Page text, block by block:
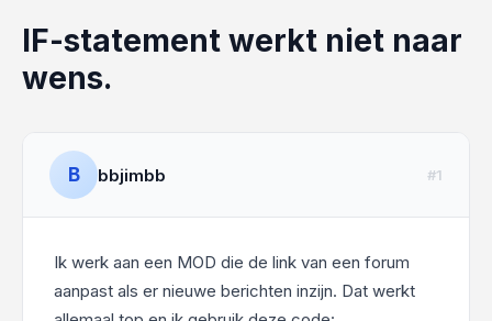
IF-statement werkt niet naar
wens.
B bbjimbb #1
Ik werk aan een MOD die de link van een forum
aanpast als er nieuwe berichten inzijn. Dat werkt